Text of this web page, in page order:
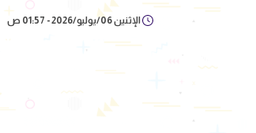
الإثنين 06/يوليو/2026 - 01:57 ص